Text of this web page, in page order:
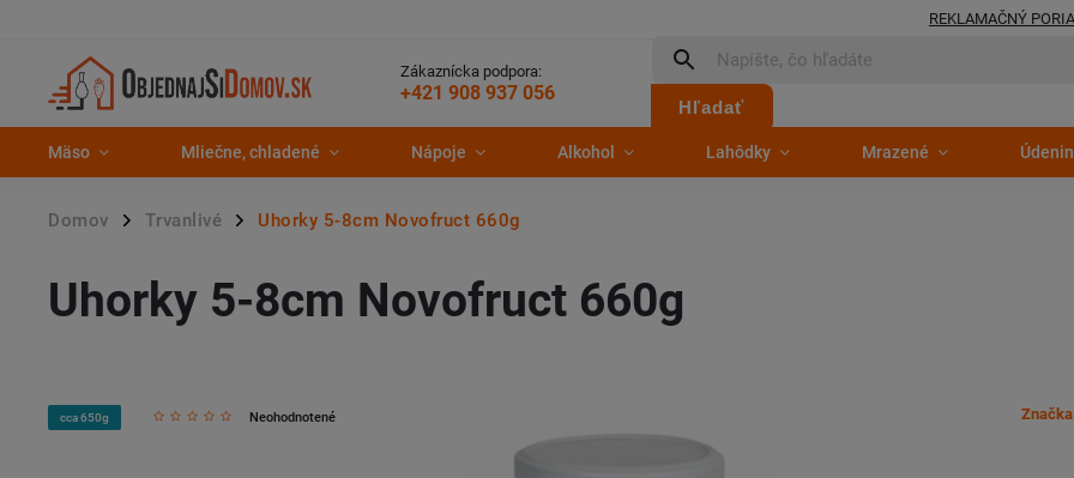
REKLAMAČNÝ
Zákaznícka podpora:
+421 908 937 056
Hľadať
Mäso Mliečne, chladené Nápoje Alkohol Lahôdky Mrazené
Domov / Trvanlivé / Uhorky 5-8cm Novofruct 660g
Uhorky 5-8cm Novofruct 660g
cca 650g Neohodnotené